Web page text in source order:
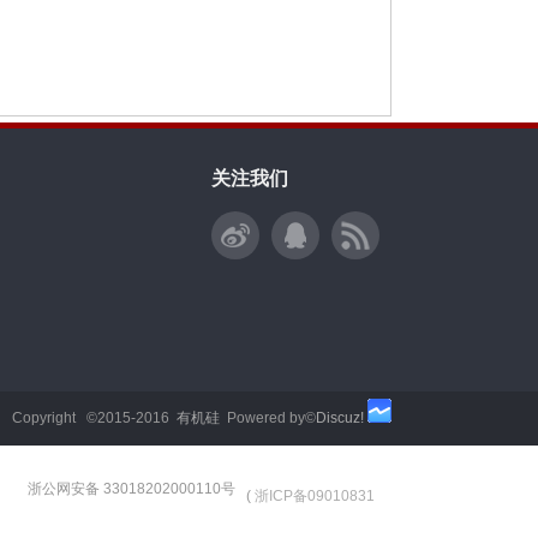
关注我们
Copyright ©2015-2016 有机硅 Powered by©Discuz!
浙公网安备 33018202000110号 ( 浙ICP备09010831